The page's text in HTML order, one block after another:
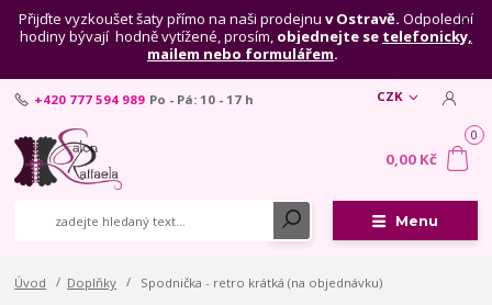
Přijďte vyzkoušet šaty přímo na naši prodejnu v Ostravě. Odpolední
hodiny bývají hodně vytížené, prosím, objednejte se telefonicky,
mailem nebo formulářem.
Menu
CZK
+420 777 594 989 Po - Pá: 10 - 17 h
0
0,00 Kč
Úvod Doplňky Spodnička - retro krátká (na objednávku)